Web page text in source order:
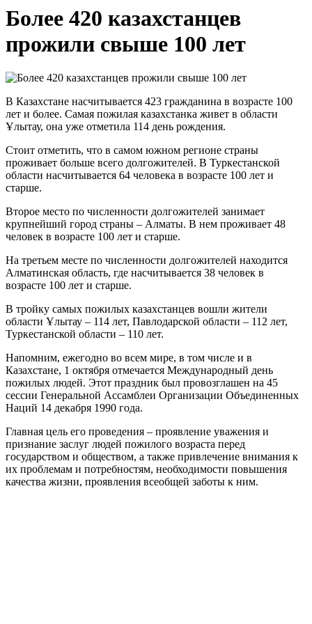
Более 420 казахстанцев
прожили свыше 100 лет
В Казахстане насчитывается 423 гражданина в возрасте 100
лет и более. Самая пожилая казахстанка живет в области
Ұлытау, она уже отметила 114 день рождения.
Стоит отметить, что в самом южном регионе страны
проживает больше всего долгожителей. В Туркестанской
области насчитывается 64 человека в возрасте 100 лет и
старше.
Второе место по численности долгожителей занимает
крупнейший город страны – Алматы. В нем проживает 48
человек в возрасте 100 лет и старше.
На третьем месте по численности долгожителей находится
Алматинская область, где насчитывается 38 человек в
возрасте 100 лет и старше.
В тройку самых пожилых казахстанцев вошли жители
области Ұлытау – 114 лет, Павлодарской области – 112 лет,
Туркестанской области – 110 лет.
Напомним, ежегодно во всем мире, в том числе и в
Казахстане, 1 октября отмечается Международный день
пожилых людей. Этот праздник был провозглашен на 45
сессии Генеральной Ассамблеи Организации Объединенных
Наций 14 декабря 1990 года.
Главная цель его проведения – проявление уважения и
признание заслуг людей пожилого возраста перед
государством и обществом, а также привлечение внимания к
их проблемам и потребностям, необходимости повышения
качества жизни, проявления всеобщей заботы к ним.